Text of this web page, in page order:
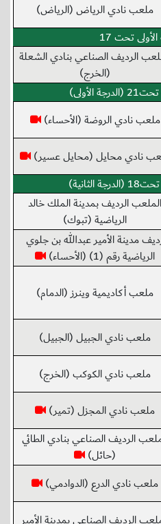
ملعب نادي الرياض (الرياض)
تحت 17
الرديف الصناعي بنادي الشعلة
(الخرج)
الأولى)
ملعب نادي الروضة (الأحساء)
نادي محايل (محايل عسير)
الملعب الرديف بمدينة الملك خالد
الرياضية (تبوك)
مدينة الأمير عبدالله بن جلوي
الرياضية رقم (1) (الأحساء)
ملعب أكاديمية وينرز (الدمام)
ملعب نادي الجبيل (الجبيل)
ملعب نادي الكوكب (الخرج)
ملعب نادي المجزل (تمير)
الرديف الصناعي بنادي الطائي
(حائل)
ملعب نادي الدرع (الدوادمي)
الرديف الصناعي بمدينة الأمير